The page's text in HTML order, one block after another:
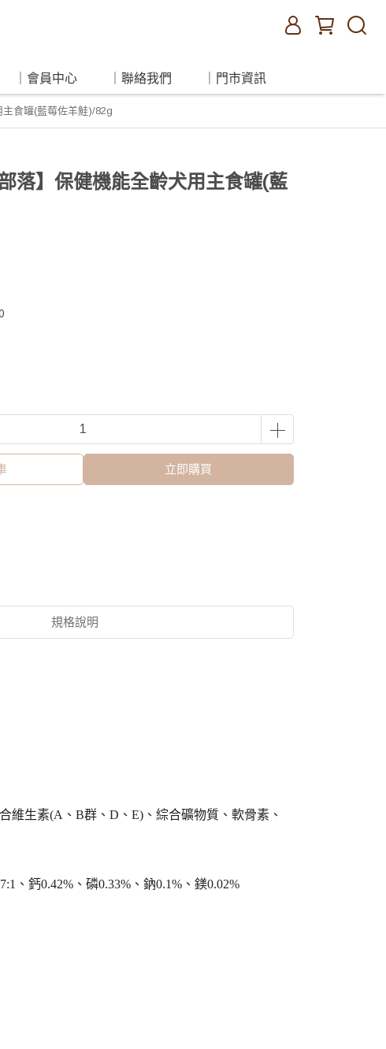
｜會員中心 ｜聯絡我們 ｜門市資訊
主食罐(藍莓佐羊鮭)/82g
落】保健機能全齡犬用主食罐(藍
立即購買
規格說明
維生素(A、B群、D、E)、綜合礦物質、軟骨素、
、鈣0.42%、磷0.33%、鈉0.1%、鎂0.02%